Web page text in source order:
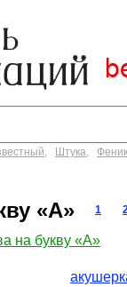
, Штука,
«А» 1
на букву «А»